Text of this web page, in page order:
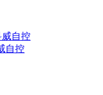
自控
自控